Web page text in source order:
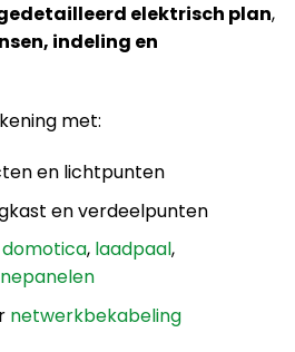
elektrisch plan,
indeling en
met:
en lichtpunten
en verdeelpunten
domotica, laadpaal,
netwerkbekabeling